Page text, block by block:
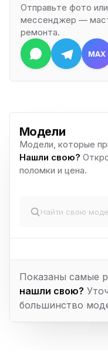
Отправьте фото
мессенджер —
ремонта.
MAX
Модели
Модели, которые
Нашли свою?
поломки и цена.
Показаны самые
нашли свою?
большинство